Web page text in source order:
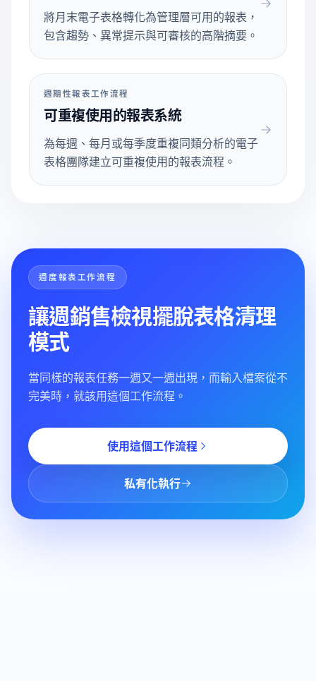
將月末電子表格轉化為管理層可用的報表，
包含趨勢、異常提示與可審核的高階摘要。
週期性報表工作流程
可重複使用的報表系統
為每週、每月或每季度重複同類分析的電子
表格團隊建立可重複使用的報表流程。
週度報表工作流程
讓週銷售檢視擺脫表格清理
模式
當同樣的報表任務一週又一週出現，而輸入檔案從不
完美時，就該用這個工作流程。
使用這個工作流程
私有化執行